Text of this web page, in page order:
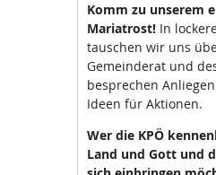
Komm zu unserem
Mariatrost!In
tauschen wir uns
Gemeinderat und
besprechen
Ideen für Aktionen.
Wer die KPÖ
Land und Gott und